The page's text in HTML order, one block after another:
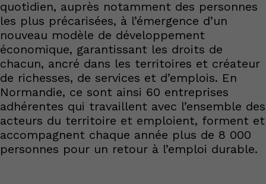
quotidien, auprès notamment des personnes
les plus précarisées, à l’émergence d’un
nouveau modèle de développement
économique, garantissant les droits de
chacun, ancré dans les territoires et créateur
de richesses, de services et d’emplois. En
Normandie, ce sont ainsi 60 entreprises
adhérentes qui travaillent avec l’ensemble des
acteurs du territoire et emploient, forment et
accompagnent chaque année plus de 8 000
personnes pour un retour à l’emploi durable.